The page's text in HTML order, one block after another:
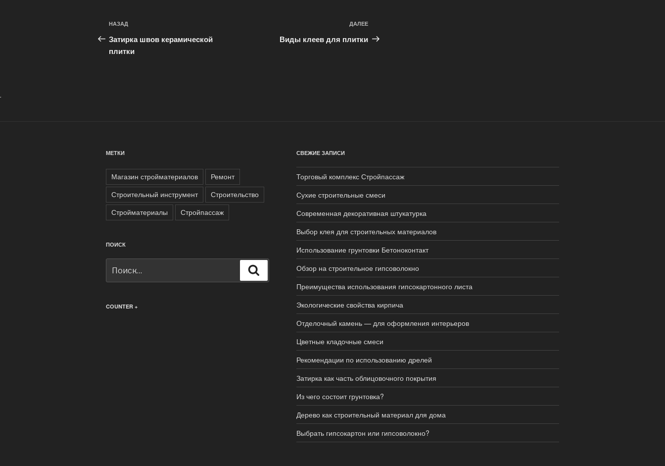
Навигация
по
записям
Предыдущая
запись:
НАЗАД
Затирка швов керамической
плитки
запись
ДАЛЕЕ
Виды клеев для плитки
.
МЕТКИ
Магазин стройматериалов
Ремонт
Строительный инструмент
Строительство
Стройматериалы
Стройпассаж
ПОИСК
COUNTER +
СВЕЖИЕ ЗАПИСИ
Торговый комплекс Стройпассаж
Сухие строительные смеси
Современная декоративная штукатурка
Выбор клея для строительных материалов
Использование грунтовки Бетоноконтакт
Обзор на строительное гипсоволокно
Преимущества использования гипсокартонного листа
Экологические свойства кирпича
Отделочный камень — для оформления интерьеров
Цветные кладочные смеси
Рекомендации по использованию дрелей
Затирка как часть облицовочного покрытия
Из чего состоит грунтовка?
Дерево как строительный материал для дома
Выбрать гипсокартон или гипсоволокно?